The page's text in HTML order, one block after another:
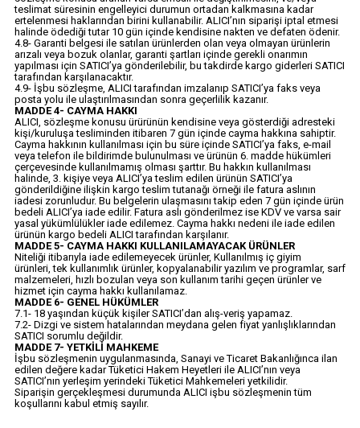
teslimat süresinin engelleyici durumun ortadan kalkmasına kadar
ertelenmesi haklarından birini kullanabilir. ALICI’nın siparişi iptal etmesi
halinde ödediği tutar 10 gün içinde kendisine nakten ve defaten ödenir.
4.8- Garanti belgesi ile satılan ürünlerden olan veya olmayan ürünlerin
arızalı veya bozuk olanlar, garanti şartları içinde gerekli onarımın
yapılması için SATICI’ya gönderilebilir, bu takdirde kargo giderleri SATICI
tarafından karşılanacaktır.
4.9- İşbu sözleşme, ALICI tarafından imzalanıp SATICI’ya faks veya
posta yolu ile ulaştırılmasından sonra geçerlilik kazanır.
MADDE 4- CAYMA HAKKI
ALICI, sözleşme konusu ürürünün kendisine veya gösterdiği adresteki
kişi/kuruluşa tesliminden itibaren 7 gün içinde cayma hakkına sahiptir.
Cayma hakkının kullanılması için bu süre içinde SATICI’ya faks, e-mail
veya telefon ile bildirimde bulunulması ve ürünün 6. madde hükümleri
çerçevesinde kullanılmamış olması şarttır. Bu hakkın kullanılması
halinde, 3. kişiye veya ALICI’ya teslim edilen ürünün SATICI’ya
gönderildiğine ilişkin kargo teslim tutanağı örneği ile fatura aslının
iadesi zorunludur. Bu belgelerin ulaşmasını takip eden 7 gün içinde ürün
bedeli ALICI’ya iade edilir. Fatura aslı gönderilmez ise KDV ve varsa sair
yasal yükümlülükler iade edilemez. Cayma hakkı nedeni ile iade edilen
ürünün kargo bedeli ALICI tarafından karşılanır.
MADDE 5- CAYMA HAKKI KULLANILAMAYACAK ÜRÜNLER
Niteliği itibarıyla iade edilemeyecek ürünler, Kullanılmış iç giyim
ürünleri, tek kullanımlık ürünler, kopyalanabilir yazılım ve programlar, sarf
malzemeleri, hızlı bozulan veya son kullanım tarihi geçen ürünler ve
hizmet için cayma hakkı kullanılamaz.
MADDE 6- GENEL HÜKÜMLER
7.1- 18 yaşından küçük kişiler SATICI’dan alış-veriş yapamaz.
7.2- Dizgi ve sistem hatalarından meydana gelen fiyat yanlışlıklarından
SATICI sorumlu değildir.
MADDE 7- YETKİLİ MAHKEME
İşbu sözleşmenin uygulanmasında, Sanayi ve Ticaret Bakanlığınca ilan
edilen değere kadar Tüketici Hakem Heyetleri ile ALICI’nın veya
SATICI’nın yerleşim yerindeki Tüketici Mahkemeleri yetkilidir.
Siparişin gerçekleşmesi durumunda ALICI işbu sözleşmenin tüm
koşullarını kabul etmiş sayılır.